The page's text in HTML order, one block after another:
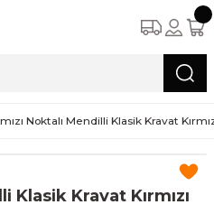
Noktalı Mendilli Klasik Kravat
Klasik Kravat Kırmızı